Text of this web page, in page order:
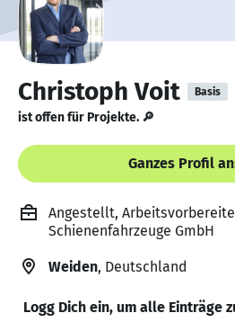
Christoph Voit Basis
ist offen für Projekte. 🔎
Ganzes Profil
Angestellt,
Schienenfahrzeuge GmbH
Weiden, Deutschland
Logg Dich ein, um alle Einträge